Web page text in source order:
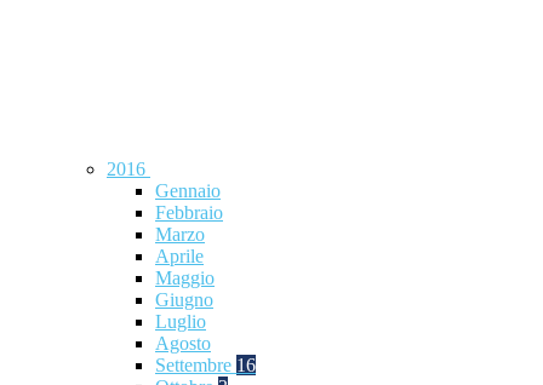
2016
Gennaio
Febbraio
Marzo
Aprile
Maggio
Giugno
Luglio
Agosto
Settembre 16